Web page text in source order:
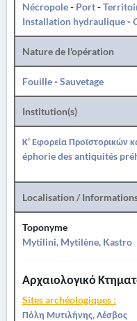
Nécropole- Port-
Installation hydraulique-
Nature de l'opération
Fouille-Sauvetage
Institution(s)
Κ' Εφορεία Προϊστορικών
éphorie des antiquités
Localisation /
Toponyme
Mytilini, Mytilène, Kastro
Αρχαιολογικό
Sites archéologiques :
Πόλη Μυτιλήνης, Λέσβος